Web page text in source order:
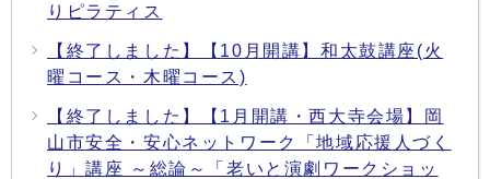
りピラティス
【終了しました】【10月開講】和太鼓講座(火
曜コース・木曜コース)
【終了しました】【1月開講・西大寺会場】岡
山市安全・安心ネットワーク「地域応援人づく
り」講座 ～総論～「老いと演劇ワークショッ